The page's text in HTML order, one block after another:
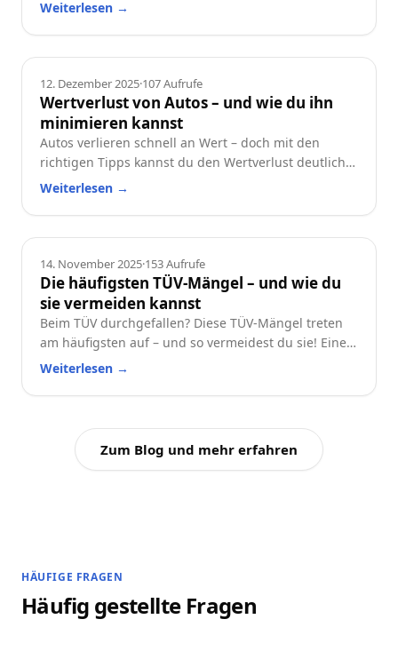
Weiterlesen →
Ratgeber
12. Dezember 2025·107Aufrufe
Wertverlust von Autos – und wie du ihn
minimieren kannst
Autos verlieren schnell an Wert – doch mit den
richtigen Tipps kannst du den Wertverlust deutlich
reduzieren. Erfahre, welche Faktoren besonders
wertstabil hältst.
Weiterlesen →
Ratgeber
14. November 2025·153Aufrufe
Die häufigsten TÜV-Mängel – und wie du
sie vermeiden kannst
Beim TÜV durchgefallen? Diese TÜV-Mängel treten
am häufigsten auf – und so vermeidest du sie! Eine
praktische Checkliste für alle Autofahrer.
Weiterlesen →
Zum Blog und mehr erfahren
HÄUFIGE FRAGEN
Häufig gestellte Fragen